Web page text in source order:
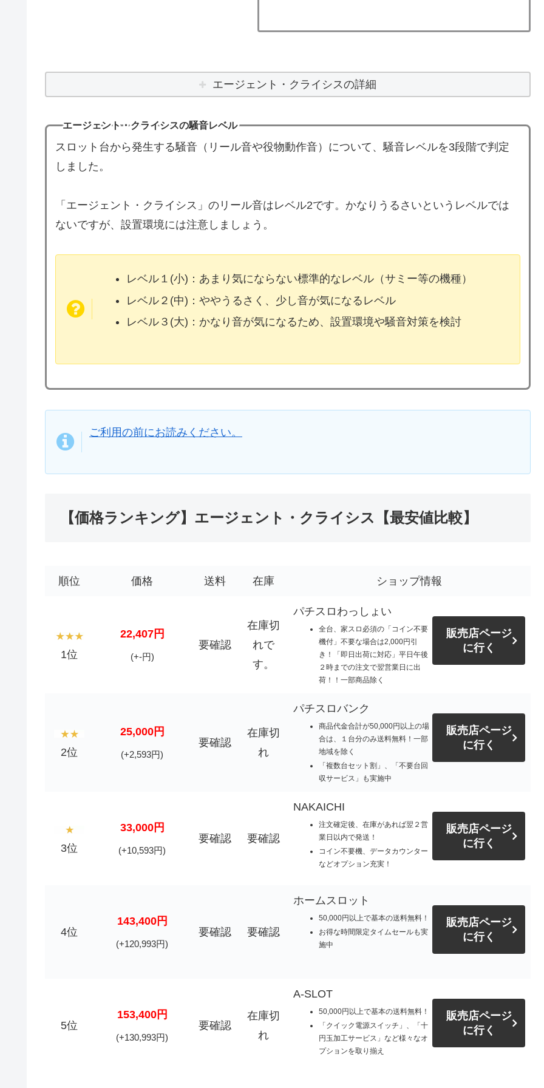
エージェント・クライシスの詳細
エージェント・クライシスの騒音レベル
スロット台から発生する騒音（リール音や役物動作音）について、騒音レベルを3段階で判定
しました。
「エージェント・クライシス」のリール音はレベル2です。かなりうるさいというレベルでは
ないですが、設置環境には注意しましょう。
レベル１(小)：あまり気にならない標準的なレベル（サミー等の機種）
レベル２(中)：ややうるさく、少し音が気になるレベル
レベル３(大)：かなり音が気になるため、設置環境や騒音対策を検討
ご利用の前にお読みください。
【価格ランキング】エージェント・クライシス【最安値比較】
順位 価格 送料 在庫 ショップ情報
1位
22,407円
(+-円)
要確認
在庫切
れで
す。
パチスロわっしょい
全台、家スロ必須の「コイン不要
機付」不要な場合は2,000円引
き！「即日出荷に対応」平日午後
２時までの注文で翌営業日に出
荷！！一部商品除く
販売店ページ
に行く
2位
25,000円
(+2,593円)
要確認
在庫切
れ
パチスロバンク
商品代金合計が50,000円以上の場
合は、１台分のみ送料無料！一部
地域を除く
「複数台セット割」、「不要台回
収サービス」も実施中
販売店ページ
に行く
3位
33,000円
(+10,593円)
要確認 要確認
NAKAICHI
注文確定後、在庫があれば翌２営
業日以内で発送！
コイン不要機、データカウンター
などオプション充実！
販売店ページ
に行く
4位
143,400円
(+120,993円)
要確認 要確認
ホームスロット
50,000円以上で基本の送料無料！
お得な時間限定タイムセールも実
施中
販売店ページ
に行く
5位
153,400円
(+130,993円)
要確認
在庫切
れ
A-SLOT
50,000円以上で基本の送料無料！
「クイック電源スイッチ」、「十
円玉加工サービス」など様々なオ
プションを取り揃え
販売店ページ
に行く